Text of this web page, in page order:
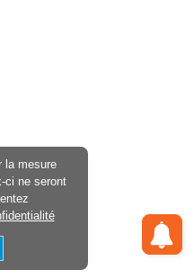
la mesure
ci ne seront